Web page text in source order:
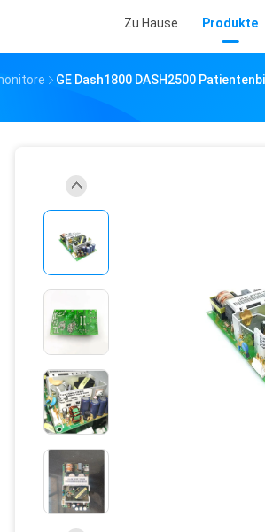
Zu Hause Produkte
GE Dash1800 DASH2500